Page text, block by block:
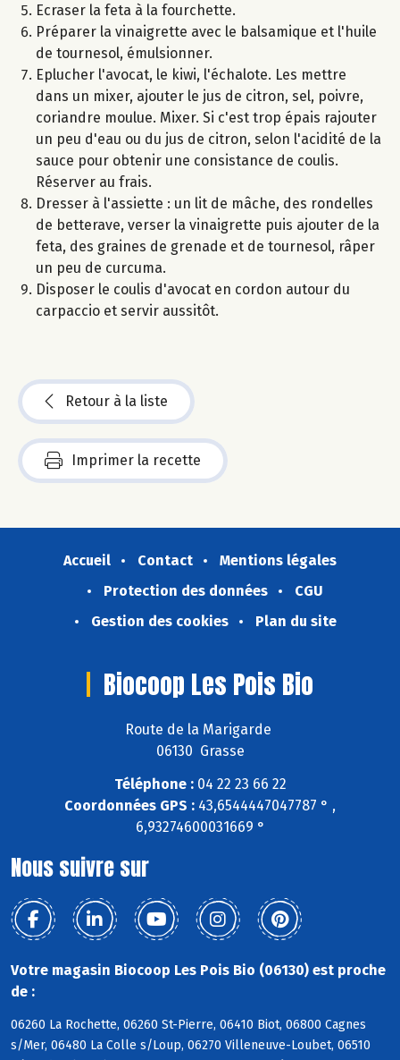
Ecraser la feta à la fourchette.
Préparer la vinaigrette avec le balsamique et l'huile
de tournesol, émulsionner.
Eplucher l'avocat, le kiwi, l'échalote. Les mettre
dans un mixer, ajouter le jus de citron, sel, poivre,
coriandre moulue. Mixer. Si c'est trop épais rajouter
un peu d'eau ou du jus de citron, selon l'acidité de la
sauce pour obtenir une consistance de coulis.
Réserver au frais.
Dresser à l'assiette : un lit de mâche, des rondelles
de betterave, verser la vinaigrette puis ajouter de la
feta, des graines de grenade et de tournesol, râper
un peu de curcuma.
Disposer le coulis d'avocat en cordon autour du
carpaccio et servir aussitôt.
Retour à la liste
Imprimer la recette
Accueil Contact
Mentions légales
Protection des données
CGU
Gestion des cookies
Plan du site
Biocoop Les Pois Bio
Route de la Marigarde
06130 Grasse
Téléphone :04 22 23 66 22
Coordonnées GPS : 43,6544447047787 ° ,
6,93274600031669 °
Nous suivre sur
Votre magasin Biocoop Les Pois Bio (06130) est proche
de :
06260 La Rochette, 06260 St-Pierre, 06410 Biot, 06800 Cagnes
s/Mer, 06480 La Colle s/Loup, 06270 Villeneuve-Loubet, 06510